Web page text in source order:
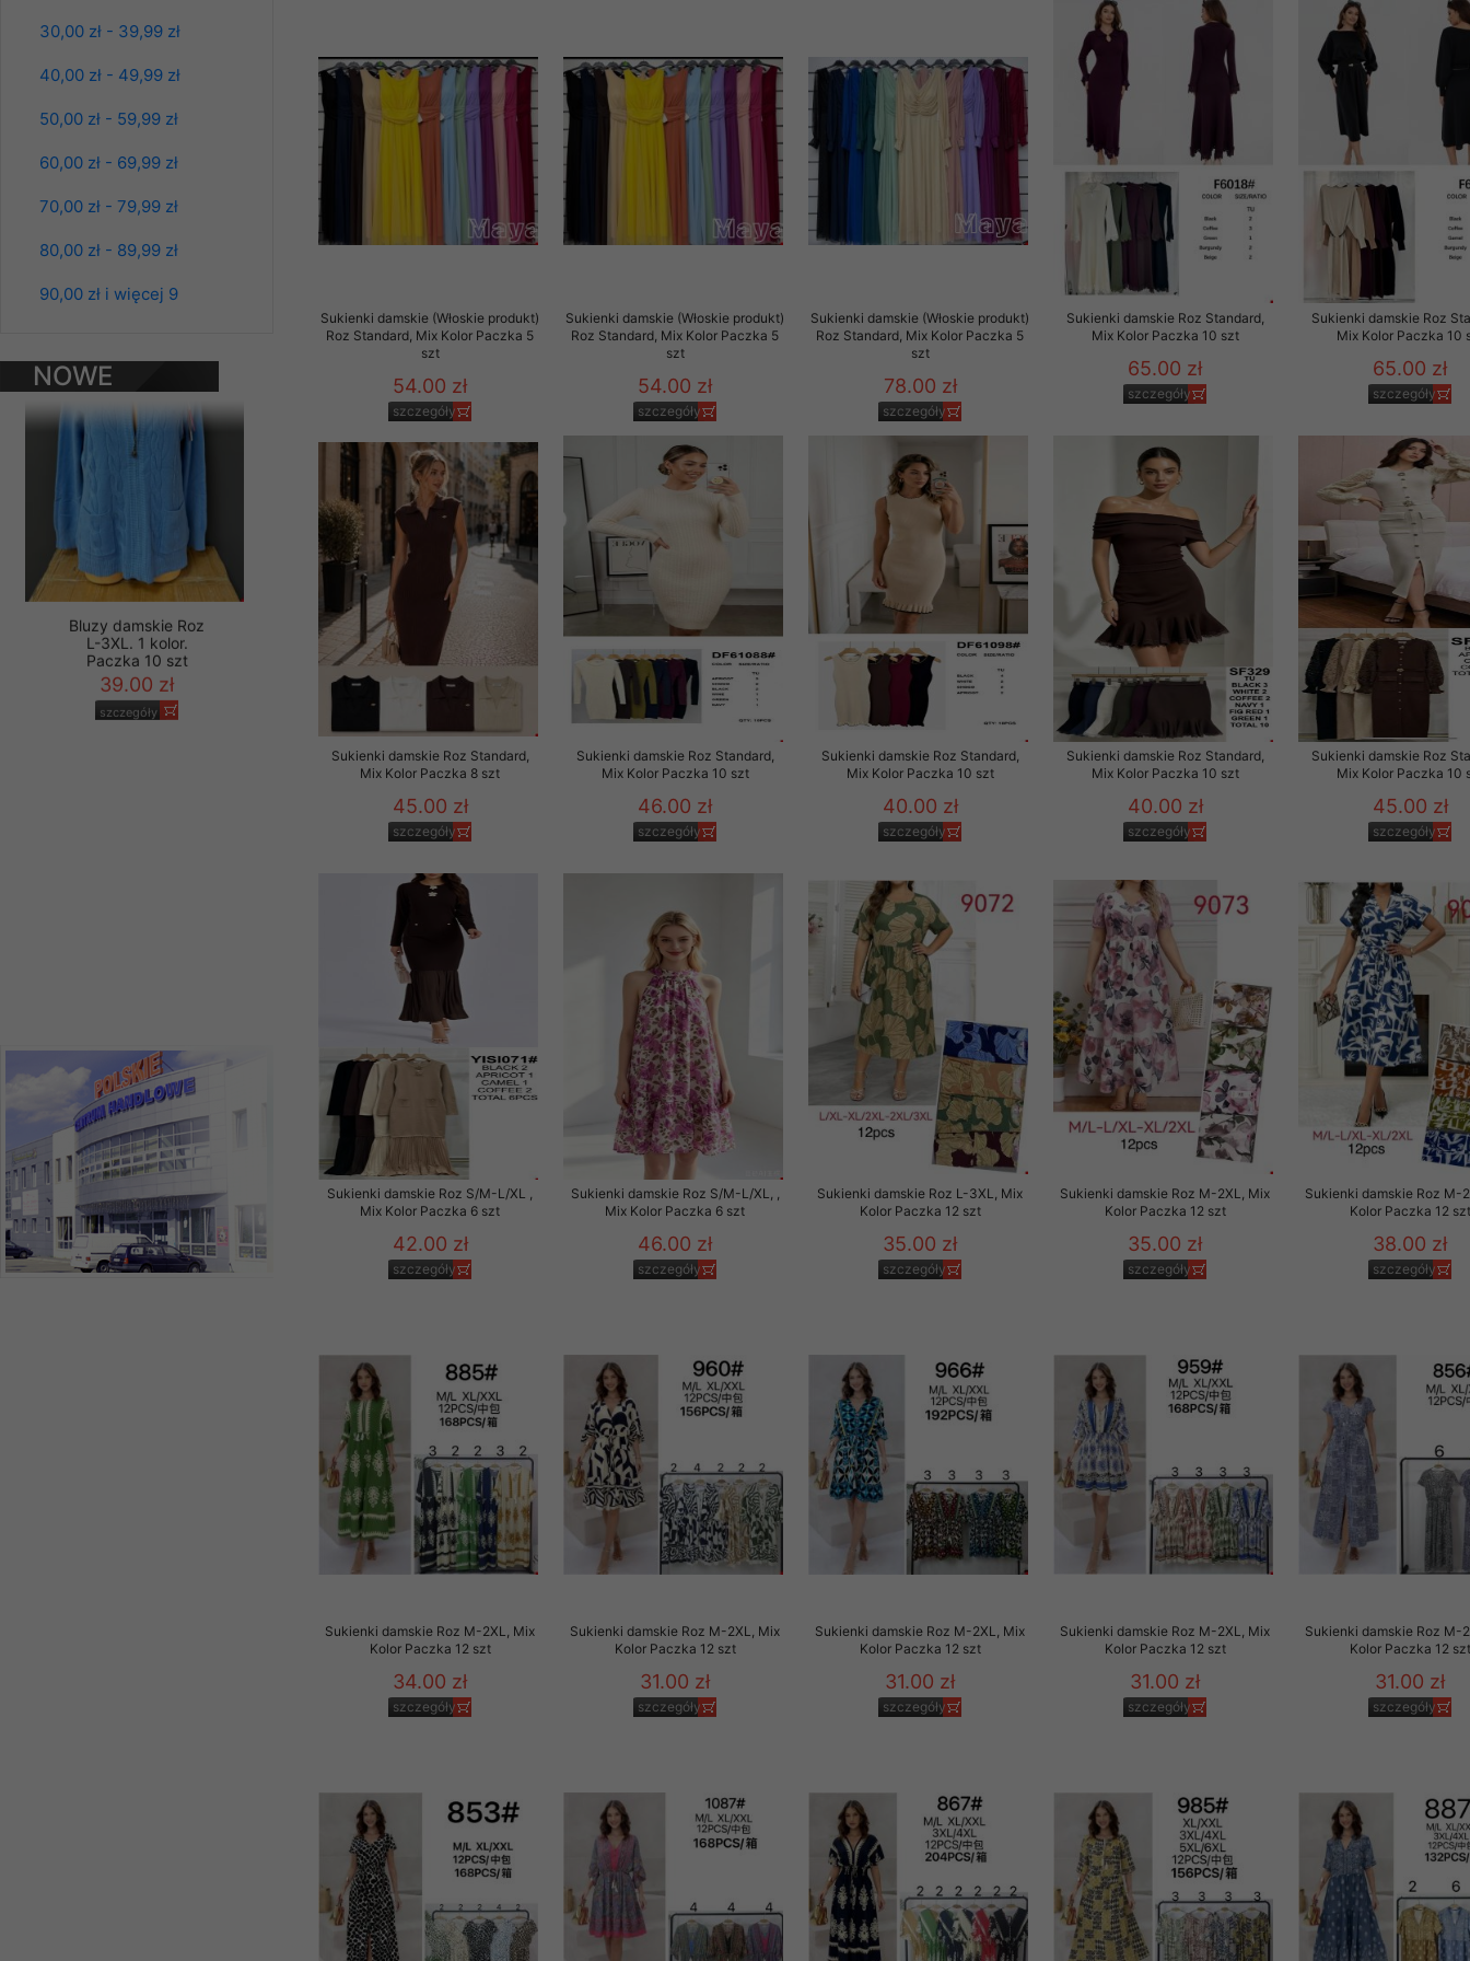
30,00 zł - 39,99 zł
40,00 zł - 49,99 zł
50,00 zł - 59,99 zł
60,00 zł - 69,99 zł
70,00 zł - 79,99 zł
80,00 zł - 89,99 zł
90,00 zł i więcej 9
NOWE
PRODUKTY
L-3XL. 1 kolor.
Paczka 10 szt
szczegóły
Bluzy damskie Roz
L-3XL. 1 kolor.
Sukienki damskie (Włoskie produkt)
Roz Standard, Mix Kolor Paczka 5
szt
54.00 zł
szczegóły
Sukienki damskie (Włoskie produkt)
Roz Standard, Mix Kolor Paczka 5
szt
54.00 zł
szczegóły
Sukienki damskie (Włoskie produkt)
Roz Standard, Mix Kolor Paczka 5
szt
78.00 zł
szczegóły
Sukienki damskie Roz Standard,
Mix Kolor Paczka 10 szt
65.00 zł
szczegóły
Sukienki damskie Roz
Mix Kolor Paczka 10
65.00 zł
szczegóły
Sukienki damskie Roz Standard,
Mix Kolor Paczka 8 szt
45.00 zł
szczegóły
Sukienki damskie Roz Standard,
Mix Kolor Paczka 10 szt
46.00 zł
szczegóły
Sukienki damskie Roz Standard,
Mix Kolor Paczka 10 szt
40.00 zł
szczegóły
Sukienki damskie Roz Standard,
Mix Kolor Paczka 10 szt
40.00 zł
szczegóły
Sukienki damskie Roz
Mix Kolor Paczka 10
45.00 zł
szczegóły
Sukienki damskie Roz S/M-L/XL ,
Mix Kolor Paczka 6 szt
42.00 zł
szczegóły
Sukienki damskie Roz S/M-L/XL, ,
Mix Kolor Paczka 6 szt
46.00 zł
szczegóły
Sukienki damskie Roz L-3XL, Mix
Kolor Paczka 12 szt
35.00 zł
szczegóły
Sukienki damskie Roz M-2XL, Mix
Kolor Paczka 12 szt
35.00 zł
szczegóły
Sukienki damskie Roz M-
Kolor Paczka 12 szt
38.00 zł
szczegóły
Sukienki damskie Roz M-2XL, Mix
Kolor Paczka 12 szt
34.00 zł
szczegóły
Sukienki damskie Roz M-2XL, Mix
Kolor Paczka 12 szt
31.00 zł
szczegóły
Sukienki damskie Roz M-2XL, Mix
Kolor Paczka 12 szt
31.00 zł
szczegóły
Sukienki damskie Roz M-2XL, Mix
Kolor Paczka 12 szt
31.00 zł
szczegóły
Sukienki damskie Roz M-
Kolor Paczka 12 szt
31.00 zł
szczegóły
Materiały reklamowo - promocyjne wysyłamy Klientom jedynie wówczas, gdy wyrazili na to zgodę. Dotyczy to w
szczególności newslettera wysyłanego Klientowi, jeżeli potwierdzi wyraźnie wskazanego przez nas linka
zawierającego akceptację na otrzymywanie newslettera o aktualnych promocjach, rabatach i nowościach w
naszym Sklepie. Materiały te dotyczą wyłącznie oferty naszego Sklepu.
Wszelkie pytania, wnioski i sugestie odnoszące się do ochrony Państwa prywatności, w szczególności danych
osobowych prosimy zgłaszać na email